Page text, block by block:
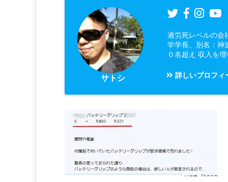
サトシ
過労死レベルの会
学学長、別名：神
０名超え 収入を
詳しいプロフィ